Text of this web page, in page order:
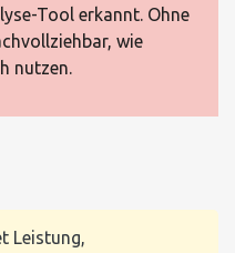
Tool erkannt. Ohne
wie
nutzen.
Leistung,